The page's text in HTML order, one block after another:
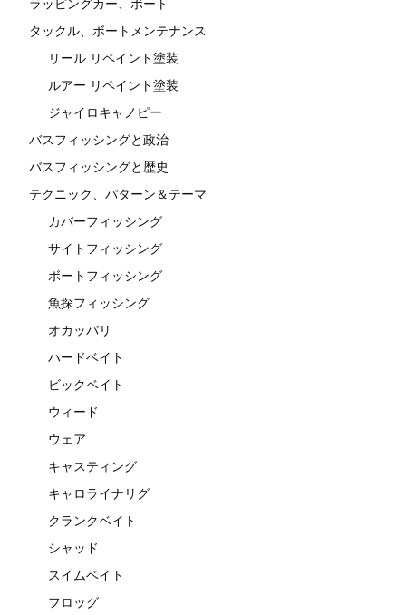
タックル、ボートメンテナンス
リール リペイント塗装
ルアー リペイント塗装
ジャイロキャノピー
バスフィッシングと政治
バスフィッシングと歴史
テクニック、パターン＆テーマ
カバーフィッシング
サイトフィッシング
ボートフィッシング
魚探フィッシング
オカッパリ
ハードベイト
ビックベイト
ウィード
ウェア
キャスティング
キャロライナリグ
クランクベイト
シャッド
スイムベイト
フロッグ